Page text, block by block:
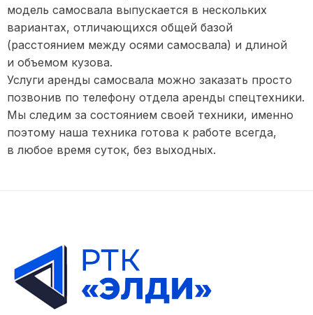
модель самосвала выпускается в нескольких
вариантах, отличающихся общей базой
(расстоянием между осями самосвала) и длиной
и объемом кузова.
Услуги аренды самосвала можно заказать просто
позвонив по телефону отдела аренды спецтехники.
Мы следим за состоянием своей техники, именно
поэтому наша техника готова к работе всегда,
в любое время суток, без выходных.